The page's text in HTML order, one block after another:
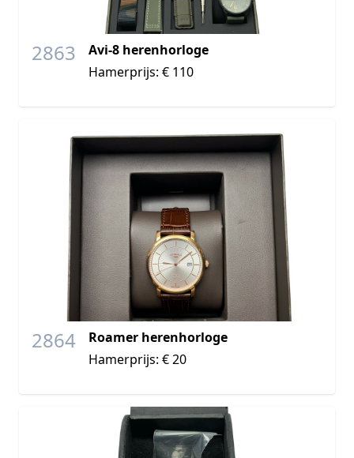
2863
Avi-8 herenhorloge
Hamerprijs: € 110
2864
Roamer herenhorloge
Hamerprijs: € 20